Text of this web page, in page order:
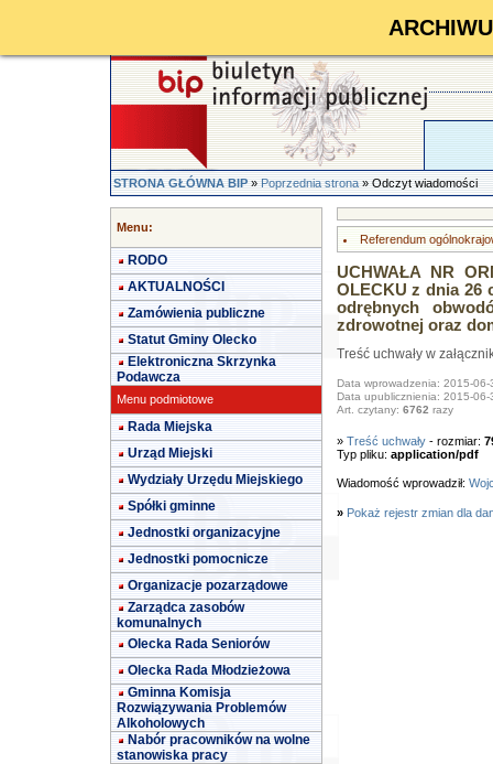
STRONA GŁÓWNA BIP»Poprzednia strona» Odczyt wiadomości
Menu:
RODO
AKTUALNOŚCI
Zamówienia publiczne
Statut Gminy Olecko
Elektroniczna Skrzynka
Podawcza
Menu podmiotowe
Rada Miejska
Urząd Miejski
Wydziały Urzędu Miejskiego
Spółki gminne
Jednostki organizacyjne
Jednostki pomocnicze
Organizacje pozarządowe
Zarządca zasobów
komunalnych
Olecka Rada Seniorów
Olecka Rada Młodzieżowa
Gminna Komisja
Rozwiązywania Problemów
Alkoholowych
Nabór pracowników na wolne
stanowiska pracy
Referendum
UCHWAŁA NR
OLECKU z dnia 26
odrębnych
zdrowotnej oraz
Treść uchwały w
Data wprowadzenia: 2015-06-
Data upublicznienia: 2015-06-
Art. czytany: 6762 razy
» Treść uchwały- rozmiar:
Typ pliku: application/pdf
Wiadomość wprowadził:
» Pokaż rejestr zmian dla